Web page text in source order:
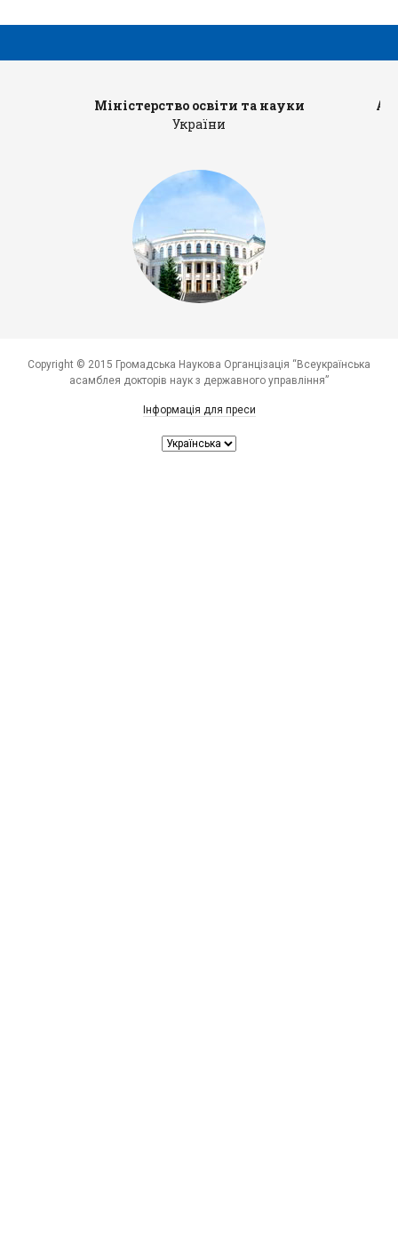
Міністерство освіти та науки
України
Copyright © 2015 Громадська Наукова Органцізація “Всеукраїнська
асамблея докторів наук з державного управління”
Інформація для преси